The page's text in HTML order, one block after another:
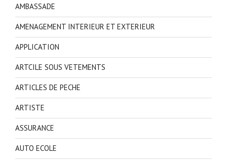
AMBASSADE
AMENAGEMENT INTERIEUR ET EXTERIEUR
APPLICATION
ARTCILE SOUS VETEMENTS
ARTICLES DE PECHE
ARTISTE
ASSURANCE
AUTO ECOLE